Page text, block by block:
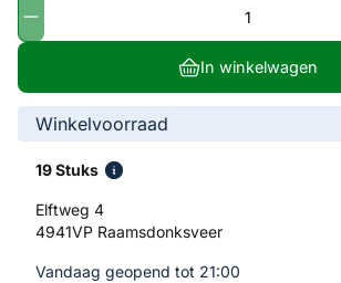
In winkelwagen
Winkelvoorraad
19 Stuks
Elftweg 4
4941VP Raamsdonksveer
Vandaag geopend tot 21:00